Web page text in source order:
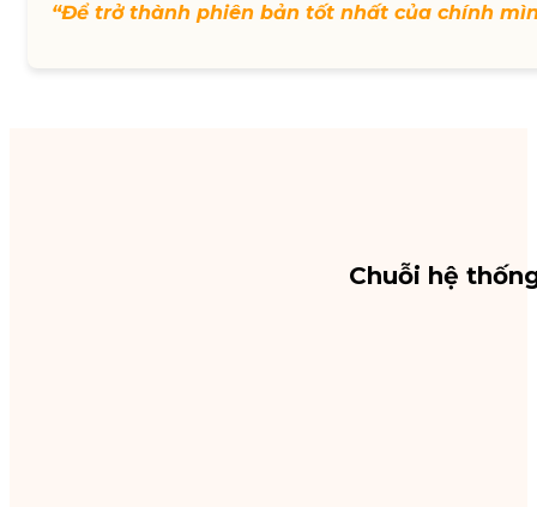
“Để trở thành phiên bản tốt nhất của chính
Chuỗi hệ